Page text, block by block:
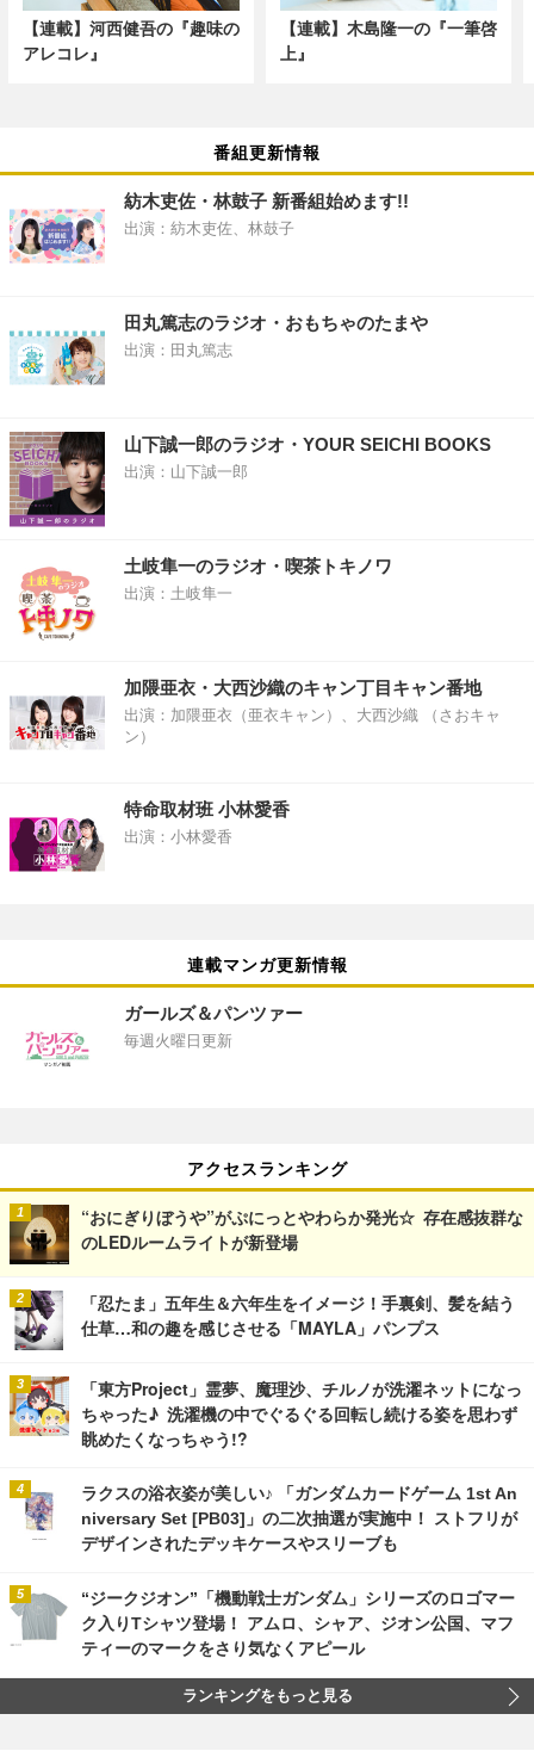
【連載】河西健吾の『趣味の
アレコレ』
【連載】木島隆一の『一筆啓
上』
番組更新情報
紡木吏佐・林鼓子 新番組始めます!!
出演：紡木吏佐、林鼓子
田丸篤志のラジオ・おもちゃのたまや
出演：田丸篤志
山下誠一郎のラジオ・YOUR SEICHI BOOKS
出演：山下誠一郎
土岐隼一のラジオ・喫茶トキノワ
出演：土岐隼一
加隈亜衣・大西沙織のキャン丁目キャン番地
出演：加隈亜衣（亜衣キャン）、大西沙織 （さおキャ
ン）
特命取材班 小林愛香
出演：小林愛香
連載マンガ更新情報
ガールズ＆パンツァー
毎週火曜日更新
アクセスランキング
“おにぎりぼうや”がぷにっとやわらか発光☆ 存在感抜群な
のLEDルームライトが新登場
「忍たま」五年生＆六年生をイメージ！手裏剣、髪を結う
仕草…和の趣を感じさせる「MAYLA」パンプス
「東方Project」霊夢、魔理沙、チルノが洗濯ネットになっ
ちゃった♪ 洗濯機の中でぐるぐる回転し続ける姿を思わず
眺めたくなっちゃう!?
ラクスの浴衣姿が美しい♪ 「ガンダムカードゲーム 1st An
niversary Set [PB03]」の二次抽選が実施中！ ストフリが
デザインされたデッキケースやスリーブも
“ジークジオン”「機動戦士ガンダム」シリーズのロゴマー
ク入りTシャツ登場！ アムロ、シャア、ジオン公国、マフ
ティーのマークをさり気なくアピール
ランキングをもっと見る